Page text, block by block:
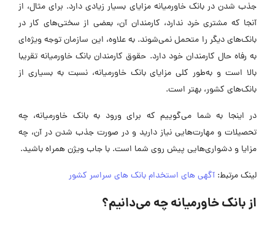
جذب شدن در بانک خاورمیانه مزایای بسیار زیادی دارد. برای مثال، از
آنجا که مشتری خرد ندارد، کارمندان آن، بعضی از سختی‌های کار در
بانک‌های دیگر را متحمل نمی‌شوند. به علاوه، این سازمان توجه ویژه‌ای
به رفاه حال کارمندان خود دارد. حقوق کارمندان بانک خاورمیانه تقریبا
بالا است و به‌طور کلیمزایای بانک خاورمیانه، نسبت به بسیاری از
بانک‌های کشور، بهتر است.
در اینجا به شما می‌گوییم که برای ورود به بانک خاورمیانه، چه
تحصیلات و مهارت‌هایی نیاز دارید و در صورت جذب شدن در آن، چه
مزایا و دشواری‌هایی پیش روی شما است. با جاب ویژن همراه باشید.
لینک مرتبط: آگهی های استخدام بانک های سراسر کشور
از بانک خاورمیانه چه می‌دانیم؟